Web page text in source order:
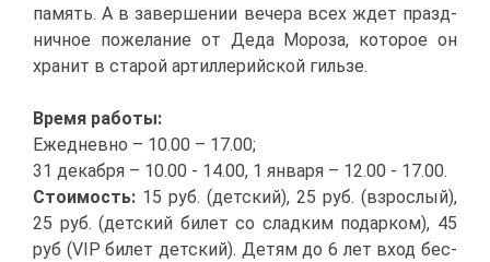
па­мять. А в за­вер­ше­нии ве­че­ра всех ждет празд­
нич­ное по­же­ла­ние от Де­да Мо­ро­за, ко­то­рое он
хра­нит в ста­рой ар­тил­ле­рий­ской гиль­зе.
Вре­мя ра­бо­ты:
Еже­днев­но – 10.00 – 17.00;
31 де­каб­ря – 10.00 - 14.00, 1 ян­ва­ря – 12.00 - 17.00.
Сто­и­мость: 15 руб. (дет­ский), 25 руб. (взрос­лый),
25 руб. (дет­ский би­лет со слад­ким по­дар­ком), 45
руб (VIP би­лет дет­ский). Де­тям до 6 лет вход бес­